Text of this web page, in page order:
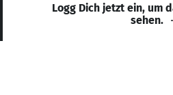
Logg Dich jetzt ein, um
sehen.